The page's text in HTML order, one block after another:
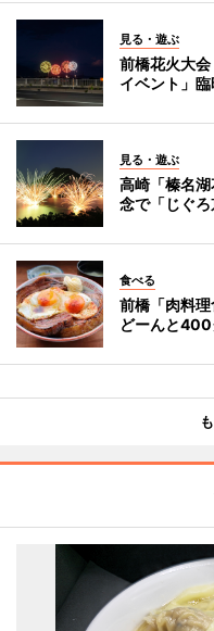
見る・遊ぶ
前橋花火大
イベント」
見る・遊ぶ
高崎「榛名
念で「じぐろ
食べる
前橋「肉料
どーんと400